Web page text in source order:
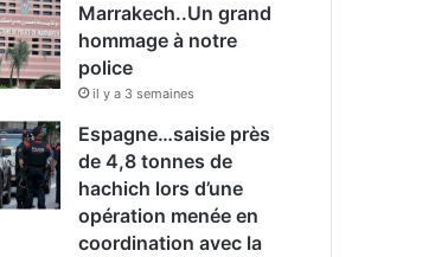
Marrakech..Un grand
hommage à notre
police
il y a 3 semaines
Espagne…saisie près
de 4,8 tonnes de
hachich lors d’une
opération menée en
coordination avec la